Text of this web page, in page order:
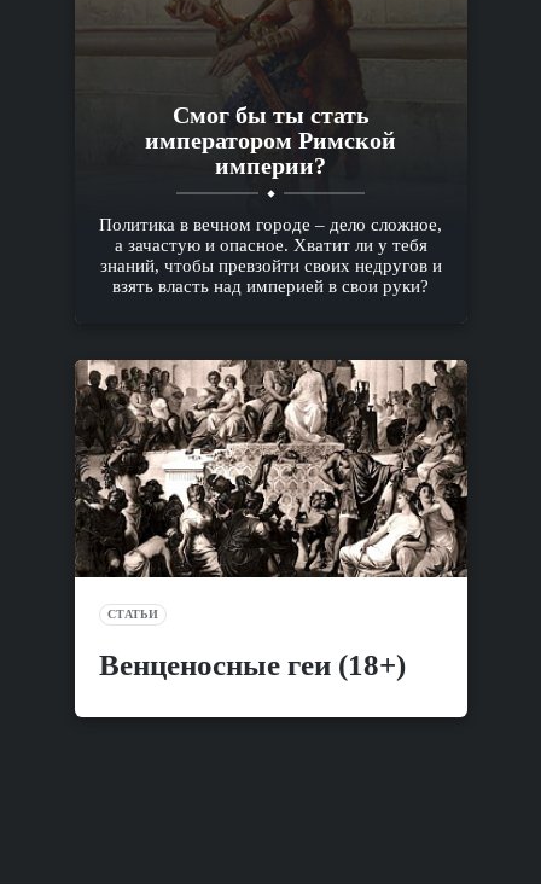
Смог бы ты стать
императором Римской
империи?
Политика в вечном городе – дело сложное,
а зачастую и опасное. Хватит ли у тебя
знаний, чтобы превзойти своих недругов и
взять власть над империей в свои руки?
СТАТЬИ
Венценосные геи (18+)